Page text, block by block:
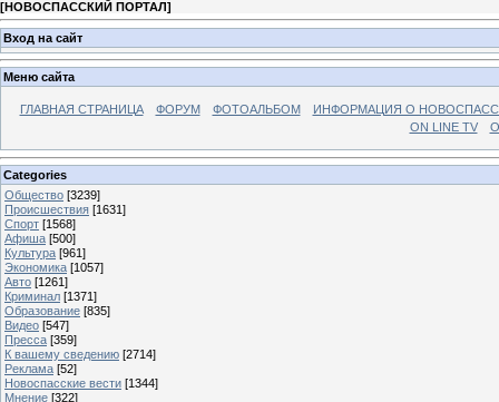
[НОВОСПАССКИЙ ПОРТАЛ]
Вход на сайт
Меню сайта
ГЛАВНАЯ СТРАНИЦА ФОРУМ ФОТОАЛЬБОМ
ИНФОРМАЦИЯ О
ON LINE TV
Categories
Общество [3239]
Происшествия [1631]
Спорт [1568]
Афиша [500]
Культура [961]
Экономика [1057]
Авто [1261]
Криминал [1371]
Образование [835]
Видео [547]
Пресса [359]
К вашему сведению [2714]
Реклама [52]
Новоспасские вести [1344]
Мнение [322]